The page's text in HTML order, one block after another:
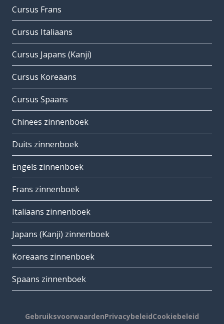
Cursus Frans
Cursus Italiaans
Cursus Japans (Kanji)
Cursus Koreaans
Cursus Spaans
Chinees zinnenboek
Duits zinnenboek
Engels zinnenboek
Frans zinnenboek
Italiaans zinnenboek
Japans (Kanji) zinnenboek
Koreaans zinnenboek
Spaans zinnenboek
GebruiksvoorwaardenPrivacybeleidCookiebeleid